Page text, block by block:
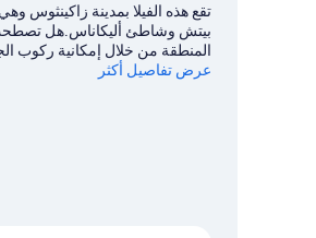
تقع هذه الفيلا بمدينة
المنطقة من خلال إمكانية ركوب
الرائعة من خلال إمكانية ركوب
عرض تفاصيل أكثر